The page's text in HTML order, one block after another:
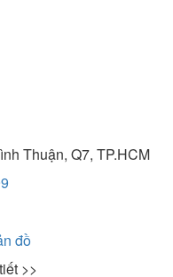
Thuận, Q7, TP.HCM
đồ
>>